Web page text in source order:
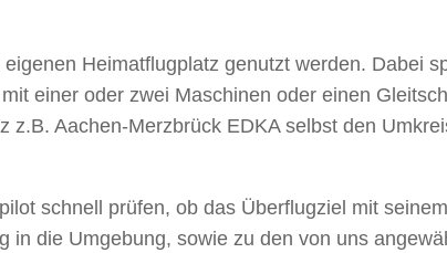
Heimatflugplatz genutzt werden. Dabei
einer oder zwei Maschinen oder einen
z.B. Aachen-Merzbrück EDKA selbst den
schnell prüfen, ob das Überflugziel mit
in die Umgebung, sowie zu den von uns